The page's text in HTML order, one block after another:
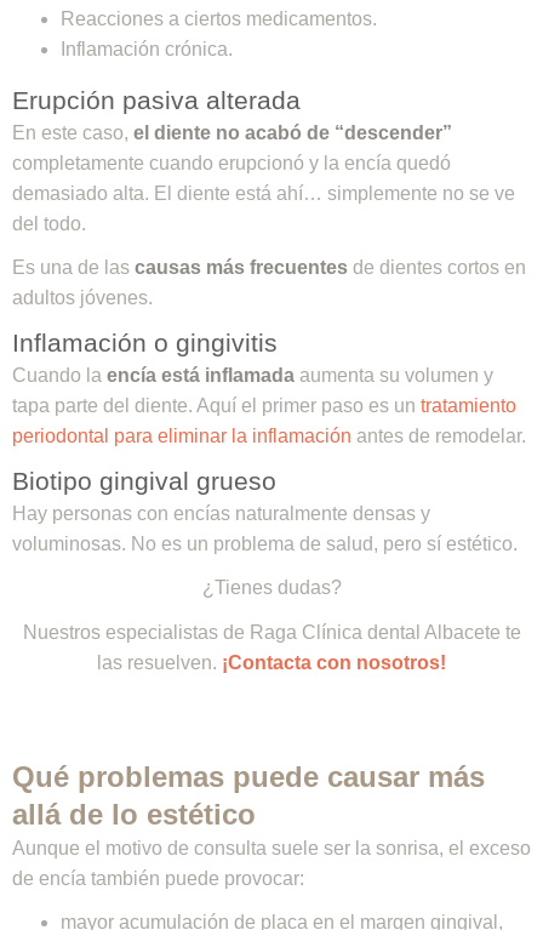
Reacciones a ciertos medicamentos.
Inflamación crónica.
Erupción pasiva alterada
En este caso, el diente no acabó de “descender”
completamente cuando erupcionó y la encía quedó
demasiado alta. El diente está ahí… simplemente no se ve
del todo.
Es una de las causas más frecuentes de dientes cortos en
adultos jóvenes.
Inflamación o gingivitis
Cuando la encía está inflamada aumenta su volumen y
tapa parte del diente. Aquí el primer paso es un tratamiento
periodontal para eliminar la inflamación antes de remodelar.
Biotipo gingival grueso
Hay personas con encías naturalmente densas y
voluminosas. No es un problema de salud, pero sí estético.
¿Tienes dudas?
Nuestros especialistas de Raga Clínica dental Albacete te
las resuelven. ¡Contacta con nosotros!
Qué problemas puede causar más
allá de lo estético
Aunque el motivo de consulta suele ser la sonrisa, el exceso
de encía también puede provocar:
mayor acumulación de placa en el margen gingival,